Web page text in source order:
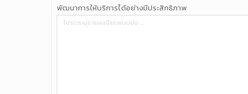
พัฒนาการให้บริการได้อย่างมีประสิทธิภาพ